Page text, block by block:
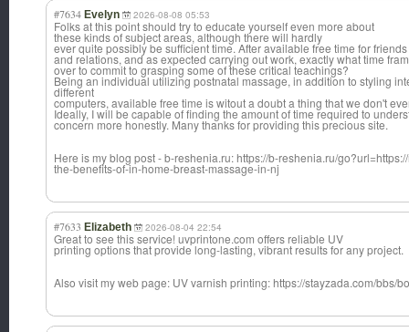
#7634 Evelyn 2026-08-08 05:53
Folks at this point should try to educate yourself even more about
these kinds of subject areas, although there will hardly
ever quite possibly be sufficient time. After available free time for friends
and relations, and as expected carrying out work, exactly what time
over to commit to grasping some of these critical teachings?
Being an individual utilizing postnatal massage, in addition to styling
different
computers, available free time is witout a doubt a thing that we don't
Ideally, I will be capable of finding the amount of time required to
concern more honestly. Many thanks for providing this precious site.
Here is my blog post - b-reshenia.ru: https://b-reshenia.ru/
the-benefits-of-in-home-breast-massage-in-nj
#7633 Elizabeth 2026-08-04 22:54
Great to see this service! uvprintone.com offers reliable UV
printing options that provide long-lasting, vibrant results for any project.
Also visit my web page: UV varnish printing: https://stayzada.com/bbs/